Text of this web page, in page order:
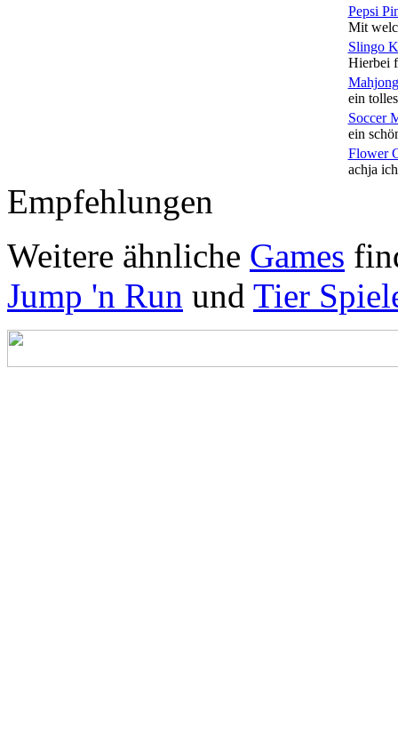
Pepsi
Mit
Slingo
Hierbei
ein
Soccer
ein
Flower
achja
Empfehlungen
Weitere ähnliche Games
Jump 'n Run und Tier